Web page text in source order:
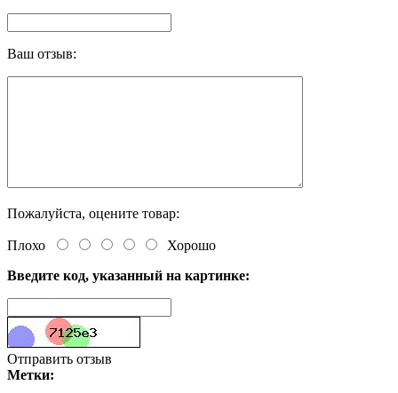
Ваш отзыв:
Пожалуйста, оцените товар:
Плохо
Хорошо
Введите код, указанный на картинке:
Отправить отзыв
Метки: